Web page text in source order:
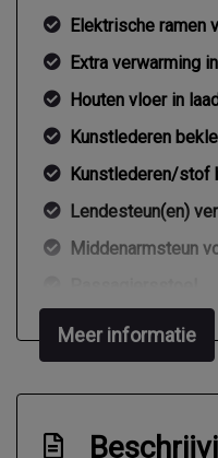
Elektrische ramen
Extra verwarming
Houten vloer in
Kunstlederen
Kunstlederen/stof
Lendesteun(en)
Middenarmsteun
Standkachel
Stuur en
Stuur leder en
Stuur verstelbaar
Meer informatie